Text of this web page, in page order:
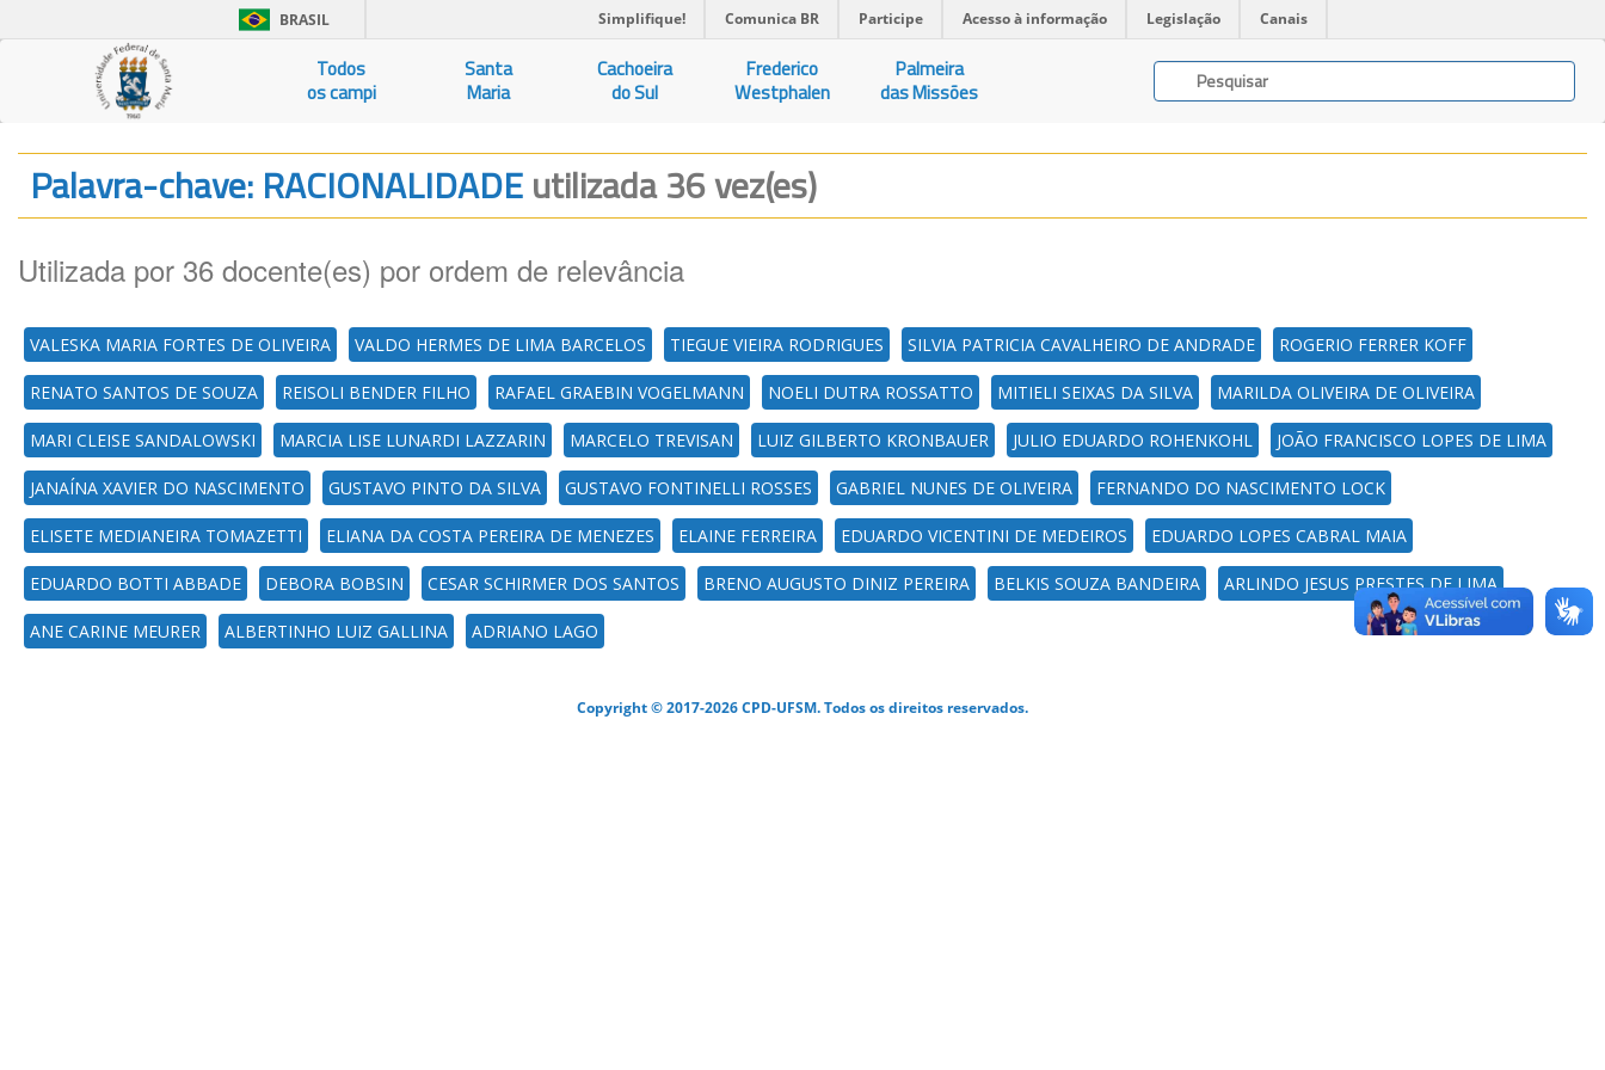
BRASIL Simplifique! Comunica BR Participe Acesso à informação Legislação Canais
Todos
os campi
Santa
Maria
Cachoeira
do Sul
Frederico
Westphalen
Palmeira
das Missões
Palavra-chave: RACIONALIDADEutilizada 36 vez(es)
Utilizada por 36 docente(es) por ordem de relevância
VALESKA MARIA FORTES DE OLIVEIRA VALDO HERMES DE LIMA BARCELOS TIEGUE VIEIRA RODRIGUES SILVIA PATRICIA CAVALHEIRO DE ANDRADE ROGERIO FERRER KOFF
RENATO SANTOS DE SOUZA REISOLI BENDER FILHO RAFAEL GRAEBIN VOGELMANN NOELI DUTRA ROSSATTO MITIELI SEIXAS DA SILVA MARILDA OLIVEIRA DE OLIVEIRA
MARI CLEISE SANDALOWSKI MARCIA LISE LUNARDI LAZZARIN MARCELO TREVISAN LUIZ GILBERTO KRONBAUER JULIO EDUARDO ROHENKOHL JOÃO FRANCISCO LOPES DE LIMA
JANAÍNA XAVIER DO NASCIMENTO GUSTAVO PINTO DA SILVA GUSTAVO FONTINELLI ROSSES GABRIEL NUNES DE OLIVEIRA FERNANDO DO NASCIMENTO LOCK
ELISETE MEDIANEIRA TOMAZETTI ELIANA DA COSTA PEREIRA DE MENEZES ELAINE FERREIRA EDUARDO VICENTINI DE MEDEIROS EDUARDO LOPES CABRAL MAIA
EDUARDO BOTTI ABBADE DEBORA BOBSIN CESAR SCHIRMER DOS SANTOS BRENO AUGUSTO DINIZ PEREIRA BELKIS SOUZA BANDEIRA ARLINDO JESUS PRESTES DE LIMA
ANE CARINE MEURER ALBERTINHO LUIZ GALLINA ADRIANO LAGO
Copyright © 2017-2026 CPD-UFSM. Todos os direitos reservados.